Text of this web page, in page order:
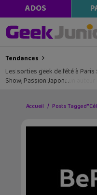
ADOS
Tendances
Les sorties geek de l’été à
Show, Passion Japon…
Accueil Posts Tagged